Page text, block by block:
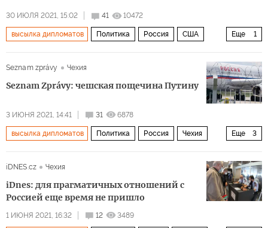
30 ИЮЛЯ 2021, 15:02 41 10472
Еще 1
высылка дипломатов Политика Россия США
Seznam zprávy
Чехия
Seznam Zprávy: чешская пощечина Путину
3 ИЮНЯ 2021, 14:41 31 6878
Еще 3
высылка дипломатов Политика Россия Чехия
iDNES.cz
Чехия
iDnes: для прагматичных отношений с
Россией еще время не пришло
1 ИЮНЯ 2021, 16:32 12 3489